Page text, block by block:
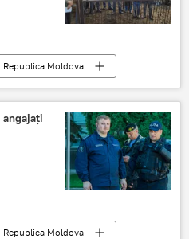
Republica Moldova
Republica Moldova